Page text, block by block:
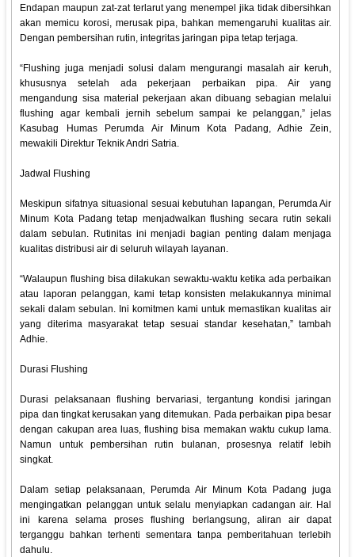
Endapan maupun zat-zat terlarut yang menempel jika tidak dibersihkan
akan memicu korosi, merusak pipa, bahkan memengaruhi kualitas air.
Dengan pembersihan rutin, integritas jaringan pipa tetap terjaga.
“Flushing juga menjadi solusi dalam mengurangi masalah air keruh,
khususnya setelah ada pekerjaan perbaikan pipa. Air yang
mengandung sisa material pekerjaan akan dibuang sebagian melalui
flushing agar kembali jernih sebelum sampai ke pelanggan,” jelas
Kasubag Humas Perumda Air Minum Kota Padang, Adhie Zein,
mewakili Direktur Teknik Andri Satria.
Jadwal Flushing
Meskipun sifatnya situasional sesuai kebutuhan lapangan, Perumda Air
Minum Kota Padang tetap menjadwalkan flushing secara rutin sekali
dalam sebulan. Rutinitas ini menjadi bagian penting dalam menjaga
kualitas distribusi air di seluruh wilayah layanan.
“Walaupun flushing bisa dilakukan sewaktu-waktu ketika ada perbaikan
atau laporan pelanggan, kami tetap konsisten melakukannya minimal
sekali dalam sebulan. Ini komitmen kami untuk memastikan kualitas air
yang diterima masyarakat tetap sesuai standar kesehatan,” tambah
Adhie.
Durasi Flushing
Durasi pelaksanaan flushing bervariasi, tergantung kondisi jaringan
pipa dan tingkat kerusakan yang ditemukan. Pada perbaikan pipa besar
dengan cakupan area luas, flushing bisa memakan waktu cukup lama.
Namun untuk pembersihan rutin bulanan, prosesnya relatif lebih
singkat.
Dalam setiap pelaksanaan, Perumda Air Minum Kota Padang juga
mengingatkan pelanggan untuk selalu menyiapkan cadangan air. Hal
ini karena selama proses flushing berlangsung, aliran air dapat
terganggu bahkan terhenti sementara tanpa pemberitahuan terlebih
dahulu.